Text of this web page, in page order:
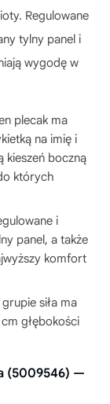
Regulowane
tylny panel i
wygodę w
plecak ma
na imię i
kieszeń boczną
których
i
panel, a także
komfort
siła ma
głębokości
(5009546) —